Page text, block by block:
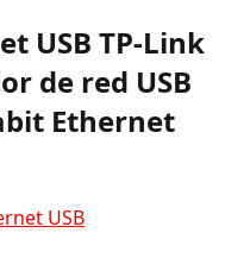
USB TP-Link
de red USB
Ethernet
USB